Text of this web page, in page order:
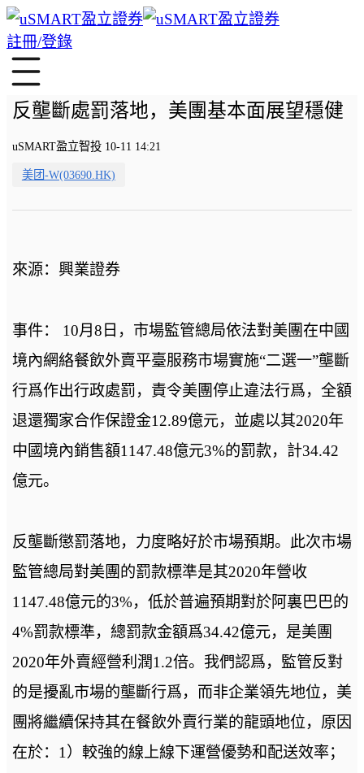
註冊/登錄
反壟斷處罰落地，美團基本面展望穩健
uSMART盈立智投 10-11 14:21
美团-W(03690.HK)
來源：興業證券
事件： 10月8日，市場監管總局依法對美團在中國
境內網絡餐飲外賣平臺服務市場實施“二選一”壟斷
行爲作出行政處罰，責令美團停止違法行爲，全額
退還獨家合作保證金12.89億元，並處以其2020年
中國境內銷售額1147.48億元3%的罰款，計34.42
億元。
反壟斷懲罰落地，力度略好於市場預期。此次市場
監管總局對美團的罰款標準是其2020年營收
1147.48億元的3%，低於普遍預期對於阿裏巴巴的
4%罰款標準，總罰款金額爲34.42億元，是美團
2020年外賣經營利潤1.2倍。我們認爲，監管反對
的是擾亂市場的壟斷行爲，而非企業領先地位，美
團將繼續保持其在餐飲外賣行業的龍頭地位，原因
在於：1）較強的線上線下運營優勢和配送效率；